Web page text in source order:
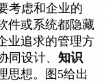
考虑和企业的
件或系统都隐藏
业追求的管理方
同设计、 知识
思想。图5给出